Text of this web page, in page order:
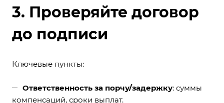
3. Проверяйте договор
до подписи
Ключевые пункты:
Ответственность за порчу/задержку: суммы
компенсаций, сроки выплат.